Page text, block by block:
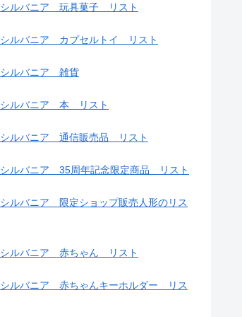
シルバニア 玩具菓子 リスト
シルバニア カプセルトイ リスト
シルバニア 雑貨
シルバニア 本 リスト
シルバニア 通信販売品 リスト
シルバニア 35周年記念限定商品 リスト
シルバニア 限定ショップ販売人形のリス
シルバニア 赤ちゃん リスト
シルバニア 赤ちゃんキーホルダー リス